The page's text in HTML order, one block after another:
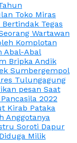
Toko Miras
Bertindak Tegas
Wartawan
Komplotan
Abal-Abal
Bripka Andik
Sumbergempol
Tulungagung
pesan Saat
2022
Kirab Pataka
Anggotanya
Soroti Dapur
Milik